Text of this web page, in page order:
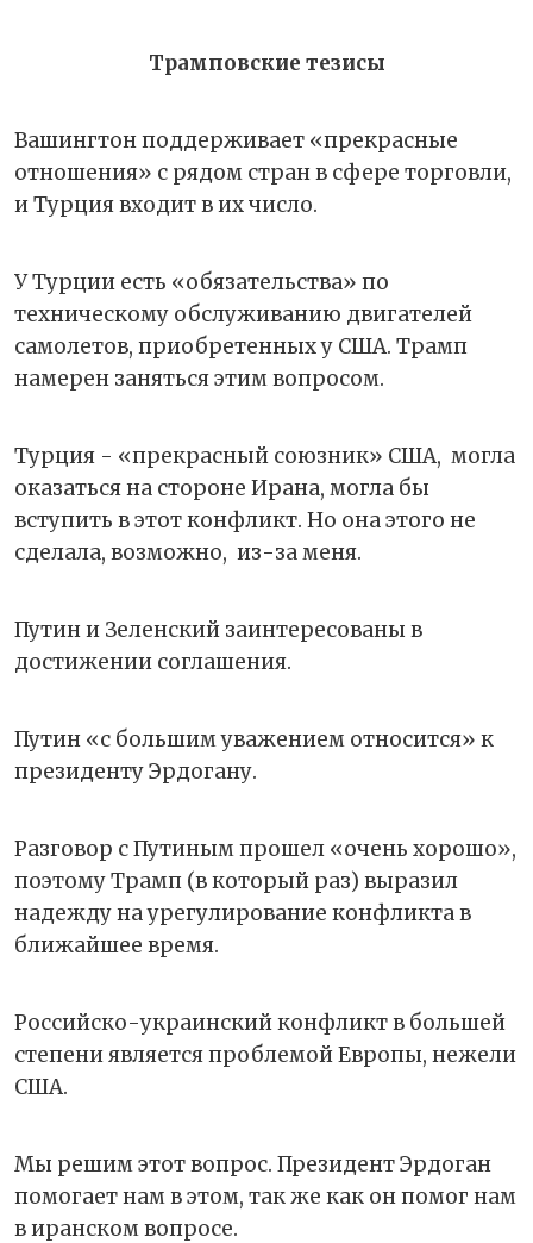
Трамповские тезисы
Вашингтон поддерживает «прекрасные
отношения» с рядом стран в сфере торговли,
и Турция входит в их число.
У Турции есть «обязательства» по
техническому обслуживанию двигателей
самолетов, приобретенных у США. Трамп
намерен заняться этим вопросом.
Турция - «прекрасный союзник» США, могла
оказаться на стороне Ирана, могла бы
вступить в этот конфликт. Но она этого не
сделала, возможно, из-за меня.
Путин и Зеленский заинтересованы в
достижении соглашения.
Путин «с большим уважением относится» к
президенту Эрдогану.
Разговор с Путиным прошел «очень хорошо»,
поэтому Трамп (в который раз) выразил
надежду на урегулирование конфликта в
ближайшее время.
Российско-украинский конфликт в большей
степени является проблемой Европы, нежели
США.
Мы решим этот вопрос. Президент Эрдоган
помогает нам в этом, так же как он помог нам
в иранском вопросе.